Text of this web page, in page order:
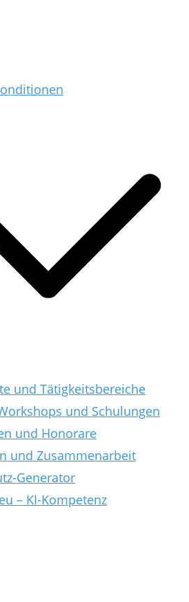
und Tätigkeitsbereiche
und Schulungen
und Honorare
und Zusammenarbeit
Generator
– KI-Kompetenz